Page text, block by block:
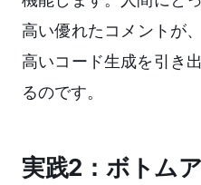
高い優れたコメントが
高いコード生成を引き
るのです。
実践2：ボトム